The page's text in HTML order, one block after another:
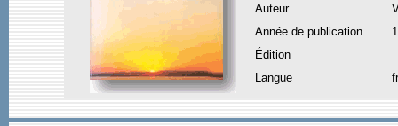
Auteur
Année de publication
Édition
Langue